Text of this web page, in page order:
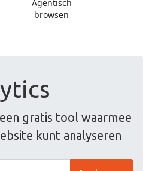
gratis tool waarmee
kunt analyseren